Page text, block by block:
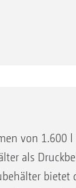
von 1.600 l
als
bietet